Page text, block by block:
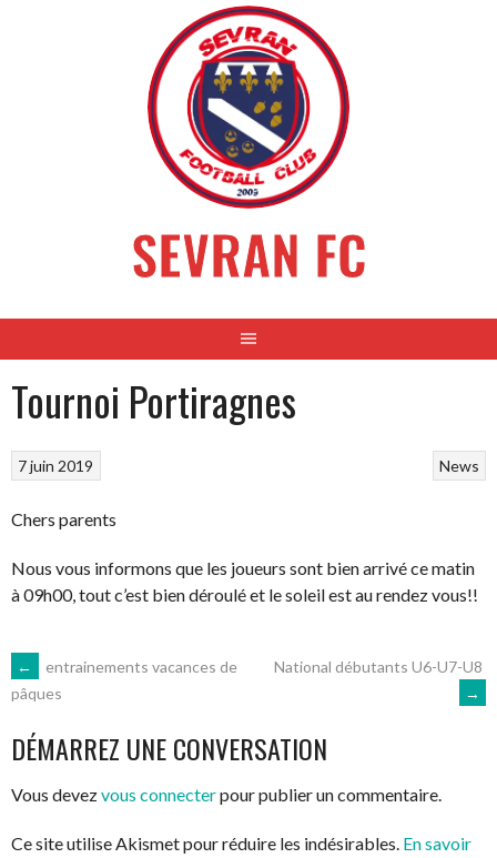
SEVRAN FC
Tournoi Portiragnes
News
7 juin 2019
Chers parents
Nous vous informons que les joueurs sont bien arrivé ce matin
à 09h00, tout c’est bien déroulé et le soleil est au rendez vous!!
NAVIGATION
DES
ARTICLES
←
entrainements vacances de
pâques
National débutants U6-U7-U8
→
DÉMARREZ UNE CONVERSATION
Vous devezvous connecterpour publier un commentaire.
Ce site utilise Akismet pour réduire les indésirables. En savoir